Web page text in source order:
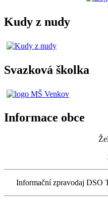
Kudy z nudy
Svazková školka
Informace obce
Informační zpravodaj DSO